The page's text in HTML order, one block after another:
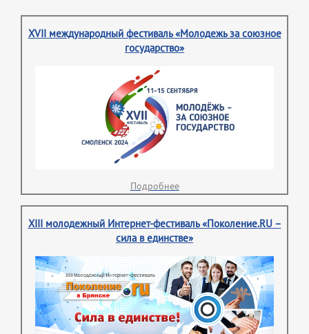
XVII международный фестиваль «Молодежь за союзное
государство»
Подробнее
XIII молодежный Интернет-фестиваль «Поколение.RU –
сила в единстве»